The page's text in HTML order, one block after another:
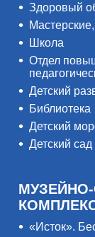
Здоровый
Школа
Отдел
Детский
Библиотека
Детский
Детский сад
«Исток».